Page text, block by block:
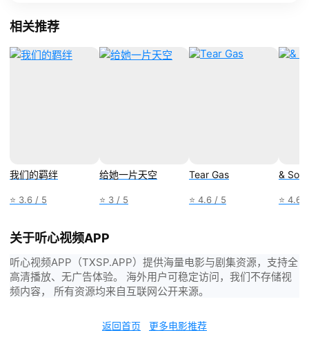
相关推荐
我们的羁绊
⭐ 3.6 / 5
给她一片天空
⭐ 3 / 5
Tear Gas
⭐ 4.6 / 5
& Sons
⭐ 4.6
关于听心视频APP
听心视频APP（TXSP.APP）提供海量电影与剧集资源，支持全
高清播放、无广告体验。 海外用户可稳定访问，我们不存储视
频内容， 所有资源均来自互联网公开来源。
返回首页 更多电影推荐